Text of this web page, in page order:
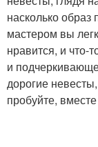
насколько
мастером вы
нравится, и что-
и
дорогие
пробуйте,